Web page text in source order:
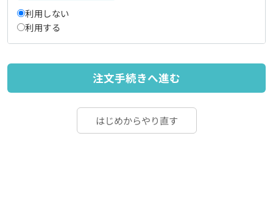
利用しない
利用する
注文手続きへ進む
はじめからやり直す